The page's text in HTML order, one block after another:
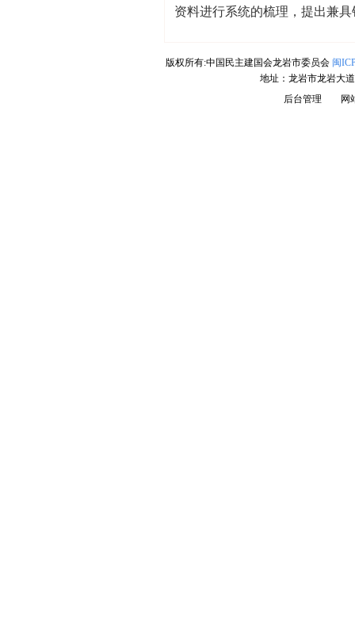
资料进行系统的梳理，提出兼
版权所有:中国民主建国会龙岩市委员会 闽
地址：龙岩市龙岩大
后台管理 网站